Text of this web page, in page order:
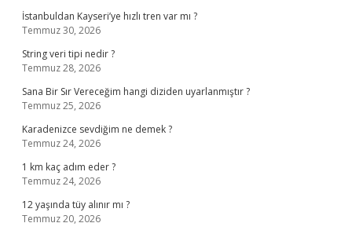
İstanbuldan Kayseri’ye hızlı tren var mı ?
Temmuz 30, 2026
String veri tipi nedir ?
Temmuz 28, 2026
Sana Bir Sır Vereceğim hangi diziden uyarlanmıştır ?
Temmuz 25, 2026
Karadenizce sevdiğim ne demek ?
Temmuz 24, 2026
1 km kaç adım eder ?
Temmuz 24, 2026
12 yaşında tüy alınır mı ?
Temmuz 20, 2026